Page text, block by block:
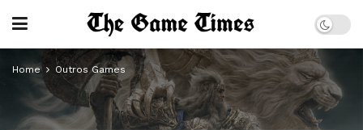
Home Outros Games